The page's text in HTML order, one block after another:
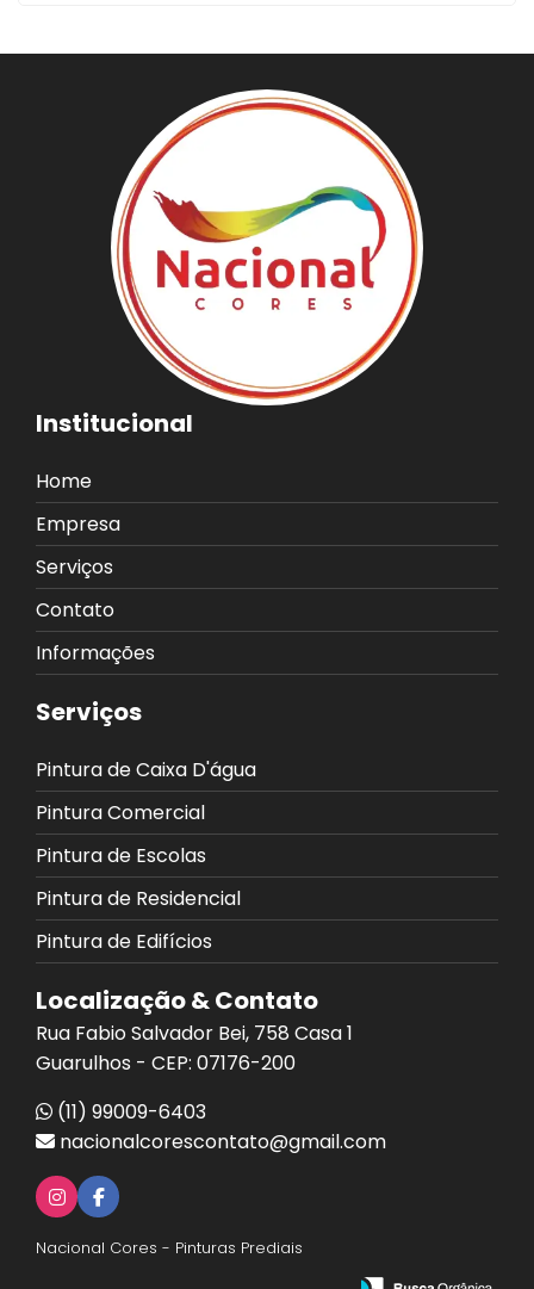
Institucional
Home
Empresa
Serviços
Contato
Informações
Serviços
Pintura de Caixa D'água
Pintura Comercial
Pintura de Escolas
Pintura de Residencial
Pintura de Edifícios
Localização & Contato
Rua Fabio Salvador Bei, 758 Casa 1
Guarulhos - CEP: 07176-200
(11) 99009-6403
nacionalcorescontato@gmail.com
Nacional Cores - Pinturas Prediais